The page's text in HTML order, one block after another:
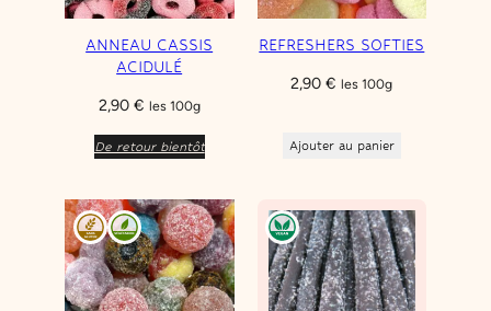
ANNEAU CASSIS
ACIDULÉ
2,90 € les 100g
De retour bientôt
REFRESHERS SOFTIES
2,90€ les 100g
Ajouter au panier